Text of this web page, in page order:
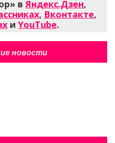
вЯндекс.Дзен,
, Вконтакте,
и YouTube.
новости